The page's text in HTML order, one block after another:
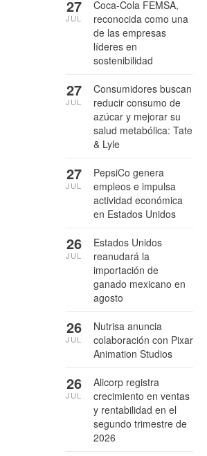
Coca-Cola FEMSA,
reconocida como una
de las empresas
líderes en
sostenibilidad
27
JUL
Consumidores buscan
reducir consumo de
azúcar y mejorar su
salud metabólica: Tate
& Lyle
27
JUL
PepsiCo genera
empleos e impulsa
actividad económica
en Estados Unidos
27
JUL
Estados Unidos
reanudará la
importación de
ganado mexicano en
agosto
26
JUL
Nutrisa anuncia
colaboración con Pixar
Animation Studios
26
JUL
Alicorp registra
crecimiento en ventas
y rentabilidad en el
segundo trimestre de
2026
26
JUL